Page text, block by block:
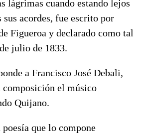
lágrimas cuando estando lejos
acordes, fue escrito por
Figueroa y declarado como tal
julio de 1833.
a Francisco José Debali,
composición el músico
Quijano.
que lo compone